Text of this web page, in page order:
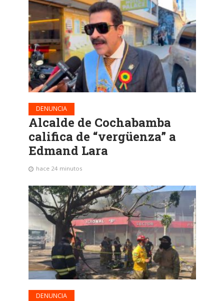
DENUNCIA
Alcalde de Cochabamba
califica de “vergüenza” a
Edmand Lara
hace 24 minutos
DENUNCIA